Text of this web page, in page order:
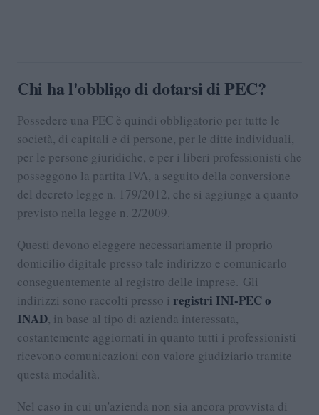
Chi ha l'obbligo di dotarsi di PEC?
Possedere una PEC è quindi obbligatorio per tutte le
società, di capitali e di persone, per le ditte individuali,
per le persone giuridiche, e per i liberi professionisti che
posseggono la partita IVA, a seguito della conversione
del decreto legge n. 179/2012, che si aggiunge a quanto
previsto nella legge n. 2/2009.
Questi devono eleggere necessariamente il proprio
domicilio digitale presso tale indirizzo e comunicarlo
conseguentemente al registro delle imprese. Gli
indirizzi sono raccolti presso i registri INI-PEC o
INAD, in base al tipo di azienda interessata,
costantemente aggiornati in quanto tutti i professionisti
ricevono comunicazioni con valore giudiziario tramite
questa modalità.
Nel caso in cui un'azienda non sia ancora provvista di